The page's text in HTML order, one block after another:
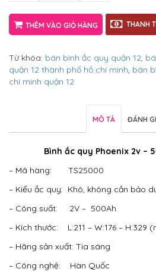
THÊM VÀO GIỎ HÀNG THANH
Từ khóa: bán bình ắc quy quận 12,
quận 12 thành phố hồ chí minh, bán
chí minh quận 12
MÔ TẢ ĐÁNH
Bình ắc quy Phoenix 2v –
– Mã hàng: TS25000
– Kiểu ắc quy: Khô, không cần bảo
– Công suất: 2V – 500Ah
– Kích thước: L:211 – W:176 – H:329
– Hãng sản xuất: Tia sáng
– Công nghệ: Hàn Quốc